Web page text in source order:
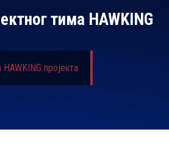
тима HAWKING
пројекта